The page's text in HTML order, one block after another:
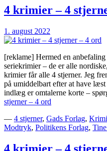
4 krimier – 4
1. august 2022
[reklame] Hermed en
seriekrimier – de er alle
krimier får alle 4 stjerner. Jeg
på umiddelbart efter at have
indlæg er omtalerne korte –
stjerner – 4 ord
— 4 stjerner, Gads Forlag,
Modtryk, Politikens Forlag,